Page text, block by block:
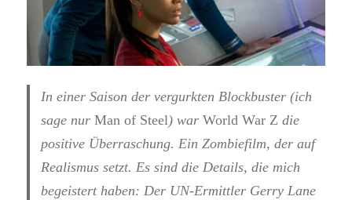
In einer Saison der vergurkten Blockbuster (ich
sage nurMan of Steel) warWorld War Z die
positive Überraschung. Ein Zombiefilm, der auf
Realismus setzt. Es sind die Details, die mich
begeistert haben: Der UN-Ermittler Gerry Lane